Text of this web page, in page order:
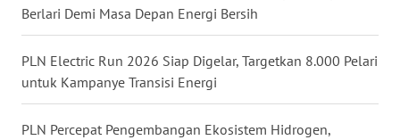
Berlari Demi Masa Depan Energi Bersih
PLN Electric Run 2026 Siap Digelar, Targetkan 8.000 Pelari
untuk Kampanye Transisi Energi
PLN Percepat Pengembangan Ekosistem Hidrogen,
WN
GORONTALO
WN
SULUT